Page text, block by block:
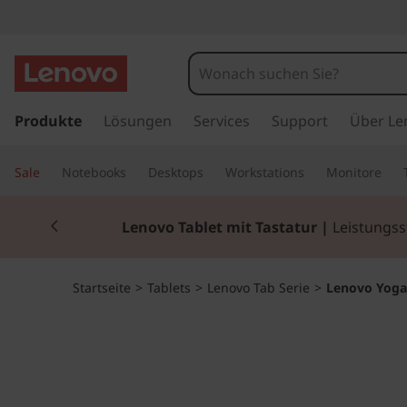
o
g
a
S
u
a
Produkte Lösungen Services Support Über
Sale Notebooks Desktops Workstations Monitore
Lenovo Tablet mit Tastatur |
Currently displaying item 2 of 2
Startseite > Tablets > Lenovo Tab Serie > Lenovo